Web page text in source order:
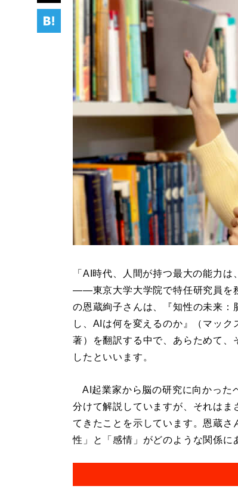
「AI時代、人間が持つ最大の能力は
――東京大学大学院で特任研究員を
の恩蔵絢子さんは、『知性の未来：
し、AIは何を変えるのか』（マック
著）を翻訳する中で、あらためて、
したといいます。
AI起業家から脳の研究に向かった
分けて解説していますが、それはま
てきたことを示しています。恩蔵
性」と「感情」がどのような関係に